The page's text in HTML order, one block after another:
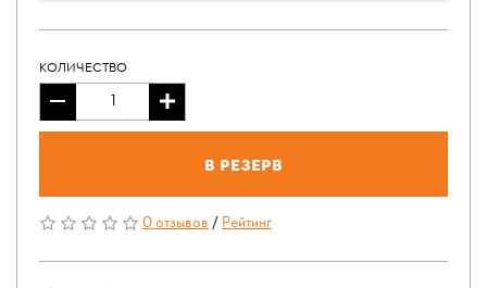
КОЛИЧЕСТВО
В резерв
0 отзывов/Рейтинг